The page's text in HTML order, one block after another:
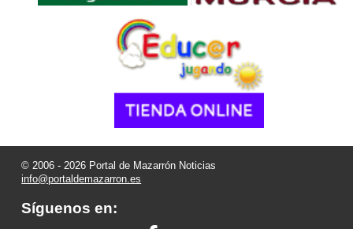
© 2006 - 2026 Portal de Mazarrón Noticias
info@portaldemazarron.es
Síguenos en: